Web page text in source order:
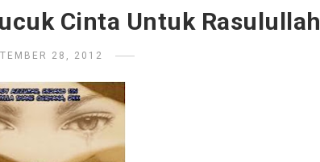
Cinta Untuk Rasulullah
28, 2012